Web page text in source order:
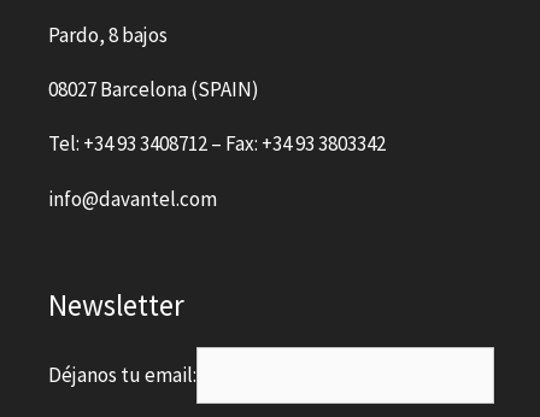
Pardo, 8 bajos
08027 Barcelona (SPAIN)
Tel: +34 93 3408712 – Fax: +34 93 3803342
info@davantel.com
Newsletter
Déjanos tu email: